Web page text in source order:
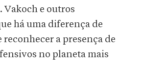
Vakoch e outros
há uma diferença de
a presença de
no planeta mais